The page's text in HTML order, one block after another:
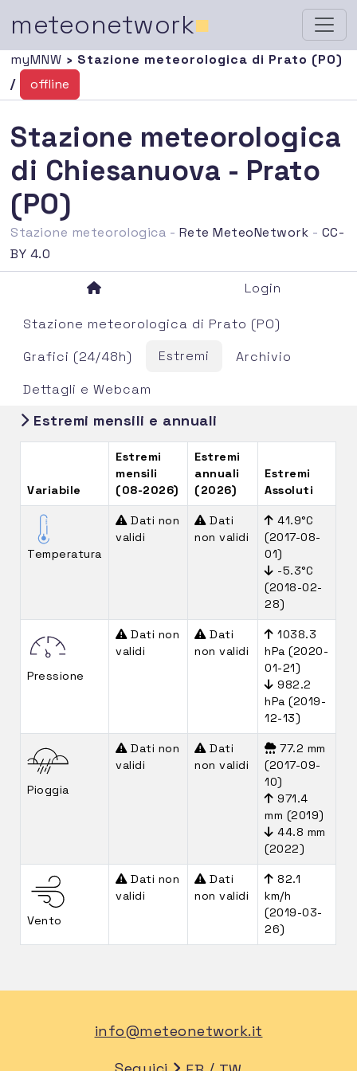
meteonetwork■
myMNW › Stazione meteorologica di Prato (PO)
/
offline
Stazione meteorologica
di Chiesanuova - Prato
(PO)
Stazione meteorologica - Rete MeteoNetwork - CC-
BY 4.0
Login
Stazione meteorologica di Prato (PO)
Grafici (24/48h)
Estremi
Archivio
Dettagli e Webcam
Estremi mensili e annuali
Variabile
Estremi
mensili
(08-2026)
Estremi
annuali
(2026)
Estremi
Assoluti
Temperatura
Dati non
validi
Dati
non validi
41.9°C
(2017-08-
01)
-5.3°C
(2018-02-
28)
Pressione
Dati non
validi
Dati
non validi
1038.3
hPa (2020-
01-21)
982.2
hPa (2019-
12-13)
Pioggia
Dati non
validi
Dati
non validi
77.2 mm
(2017-09-
10)
971.4
mm (2019)
44.8 mm
(2022)
Vento
Dati non
validi
Dati
non validi
82.1
km/h
(2019-03-
26)
info@meteonetwork.it